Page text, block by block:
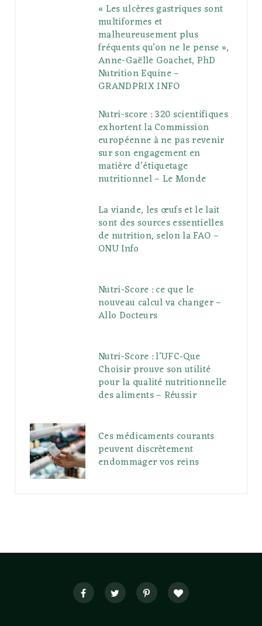
« Les ulcères gastriques sont
multiformes et
malheureusement plus
fréquents qu’on ne le pense »,
Anne-Gaëlle Goachet, PhD
Nutrition Equine –
GRANDPRIX INFO
Nutri-score : 320 scientifiques
exhortent la Commission
européenne à ne pas revenir
sur son engagement en
matière d’étiquetage
nutritionnel – Le Monde
La viande, les œufs et le lait
sont des sources essentielles
de nutrition, selon la FAO –
ONU Info
Nutri-Score : ce que le
nouveau calcul va changer –
Allo Docteurs
Nutri-Score : l’UFC-Que
Choisir prouve son utilité
pour la qualité nutritionnelle
des aliments – Réussir
Ces médicaments courants
peuvent discrètement
endommager vos reins